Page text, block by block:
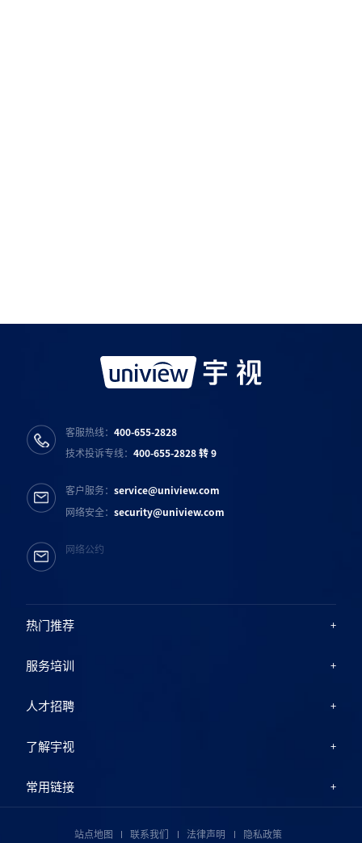
热门推荐
服务培训
人才招聘
了解宇视
常用链接
客服热线：400-655-2828
技术投诉专线：400-655-2828 转 9
客户服务：service@uniview.com
网络安全：security@uniview.com
网络公约
站点地图 联系我们 法律声明
隐私政策